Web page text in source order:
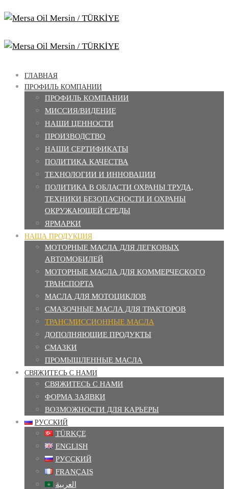
ГЛАВНАЯ
ПРОФИЛЬ КОМПАНИИ
ПРОФИЛЬ КОМПАНИИ
МИССИЯ/ВИДЕНИЕ
НАШИ ЦЕННОСТИ
ПРОИЗВОДСТВО
НАШИ СЕРТИФИКАТЫ
ПОЛИТИКА КАЧЕСТВА
ТЕХНОЛОГИИ И ИННОВАЦИИ
ПОЛИТИКА В ОБЛАСТИ ОХРАНЫ ТРУДА,
ТЕХНИКИ БЕЗОПАСНОСТИ И ОХРАНЫ
ОКРУЖАЮЩЕЙ СРЕДЫ
ЯРМАРКИ
НАША ПРОДУКЦИЯ
МОТОРНЫЕ МАСЛА ДЛЯ ЛЕГКОВЫХ
АВТОМОБИЛЕЙ
МОТОРНЫЕ МАСЛА ДЛЯ КОММЕРЧЕСКОГО
ТРАНСПОРТА
МАСЛА ДЛЯ МОТОЦИКЛОВ
СМАЗОЧНЫЕ МАСЛА ДЛЯ ТРАКТОРОВ
ТРАНСМИССИОННЫЕ МАСЛА
ДОПОЛНЯЮЩИЕ ПРОДУКТЫ
СМАЗКИ
ПРОМЫШЛЕННЫЕ МАСЛА
СВЯЖИТЕСЬ С НАМИ
СВЯЖИТЕСЬ С НАМИ
ФОРМА ЗАЯВКИ
ВОЗМОЖНОСТИ ДЛЯ КАРЬЕРЫ
РУССКИЙ
TÜRKÇE
ENGLISH
РУССКИЙ
FRANÇAIS
العربية